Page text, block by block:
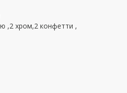
,2 хром,2 конфетти ,